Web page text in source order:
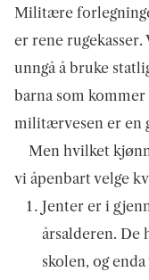
Militære
er rene
unngå å bruke
barna som
militærvesen er en
Men hvilket
vi åpenbart velge
Jenter er i
årsalderen. De
skolen, og